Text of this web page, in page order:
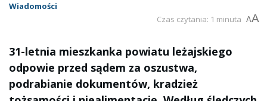
Wiadomości
Czas czytania: 1 minuta AA
31-letnia mieszkanka powiatu leżajskiego
odpowie przed sądem za oszustwa,
podrabianie dokumentów, kradzież